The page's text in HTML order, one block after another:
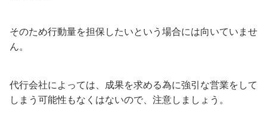
そのため行動量を担保したいという場合には向いていませ
ん。
代行会社によっては、成果を求める為に強引な営業をして
しまう可能性もなくはないので、注意しましょう。